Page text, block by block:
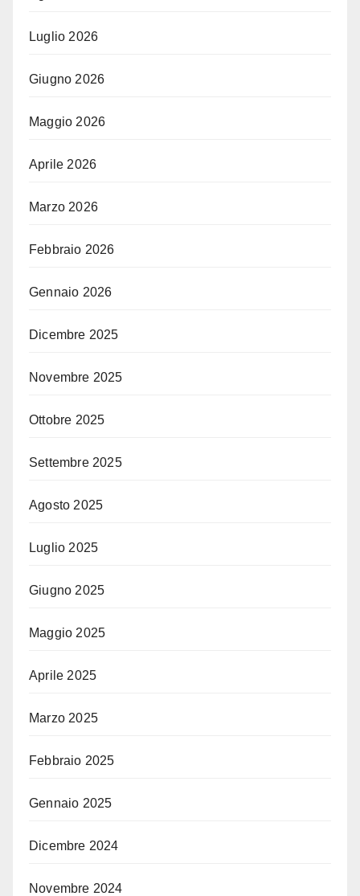
Luglio 2026
Giugno 2026
Maggio 2026
Aprile 2026
Marzo 2026
Febbraio 2026
Gennaio 2026
Dicembre 2025
Novembre 2025
Ottobre 2025
Settembre 2025
Agosto 2025
Luglio 2025
Giugno 2025
Maggio 2025
Aprile 2025
Marzo 2025
Febbraio 2025
Gennaio 2025
Dicembre 2024
Novembre 2024